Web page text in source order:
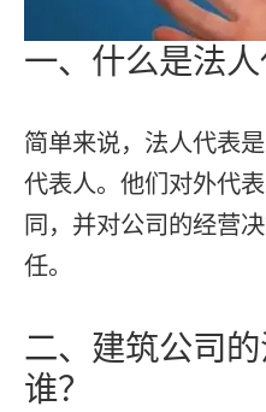
一、什么是法人
简单来说，法人代表
代表人。他们对外代
同，并对公司的经营
任。
二、建筑公司
谁？